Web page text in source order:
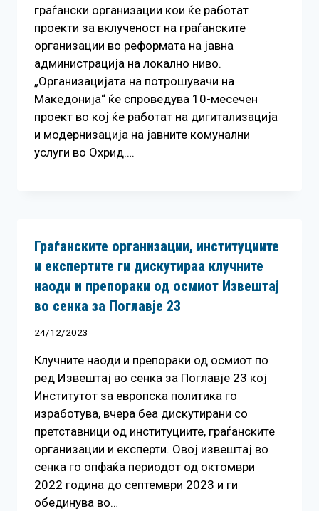
граѓански организации кои ќе работат
проекти за вклученост на граѓанските
организации во реформата на јавна
администрација на локално ниво.
„Организацијата на потрошувачи на
Македонија“ ќе спроведува 10-месечен
проект во кој ќе работат на дигитализација
и модернизација на јавните комунални
услуги во Охрид….
Граѓанските организации, институциите
и експертите ги дискутираа клучните
наоди и препораки од осмиот Извештај
во сенка за Поглавје 23
24/12/2023
Клучните наоди и препораки од осмиот по
ред Извештај во сенка за Поглавје 23 кој
Институтот за европска политика го
изработува, вчера беа дискутирани со
претставници од институциите, граѓанските
организации и експерти. Овој извештај во
сенка го опфаќа периодот од октомври
2022 година до септември 2023 и ги
обединува во…